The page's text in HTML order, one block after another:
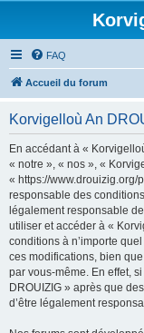
FAQ
Accueil du forum
Korvigelloù An
En accédant à «
« notre », « nos », «
« https://www.drouizig.org/
responsable des
légalement responsable
utiliser et accéder à «
conditions à n’importe
ces modifications, bien
par vous-même. En effet,
DROUIZIG » après que
d’être légalement